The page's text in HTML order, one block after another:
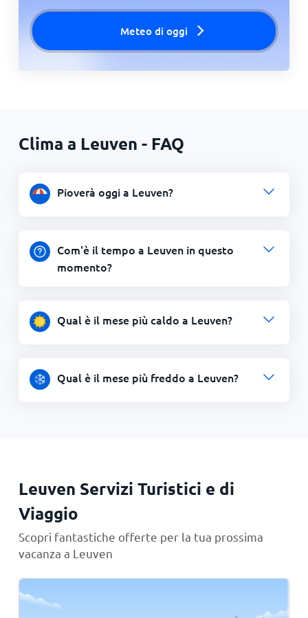
Meteo di oggi
Clima a Leuven - FAQ
Pioverà oggi a Leuven?
Com'è il tempo a Leuven in questo
momento?
Qual è il mese più caldo a Leuven?
Qual è il mese più freddo a Leuven?
Leuven Servizi Turistici e di
Viaggio
Scopri fantastiche offerte per la tua prossima
vacanza a Leuven